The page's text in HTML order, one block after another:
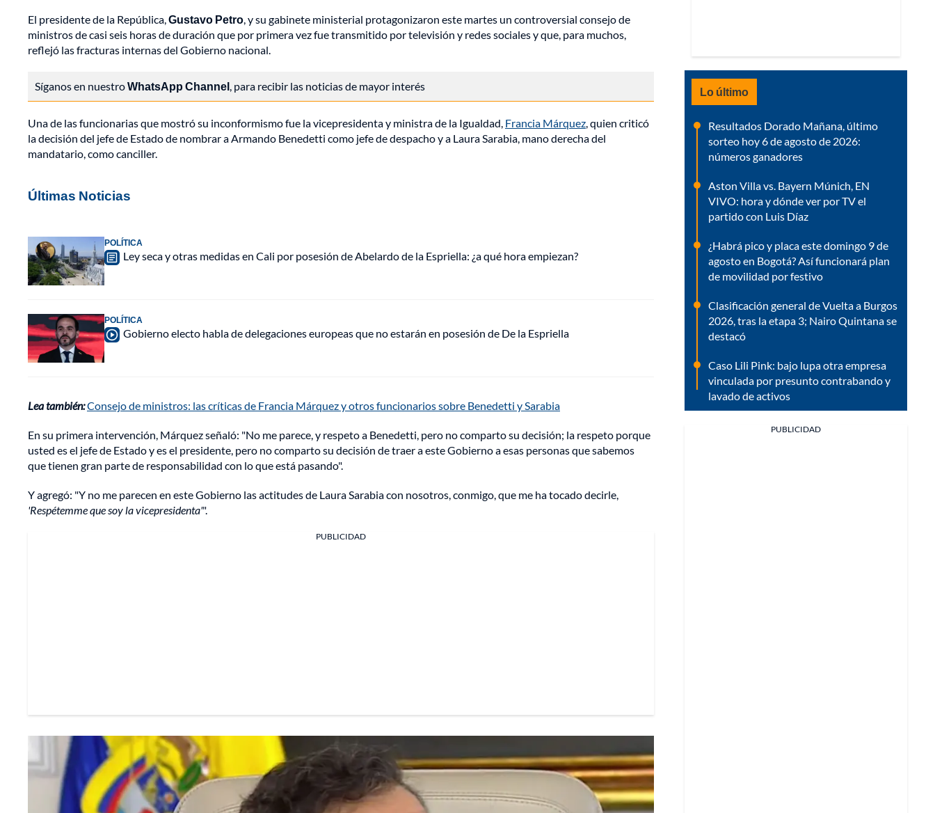
El presidente de la República,Gustavo Petro, y su gabinete ministerial protagonizaron este martes un controversial consejo de
ministros de casi seis horas de duración que por primera vez fue transmitido por televisión y redes sociales y que, para muchos,
reflejó las fracturas internas del Gobierno nacional.
Síganos en nuestroWhatsApp Channel, para recibir las noticias de mayor interés
Una de las funcionarias que mostró su inconformismo fue la vicepresidenta y ministra de la Igualdad, Francia Márquez, quien criticó
la decisión del jefe de Estado de nombrar a Armando Benedetti como jefe de despacho y a Laura Sarabia, mano derecha del
mandatario, como canciller.
Últimas Noticias
POLÍTICA
Ley seca y otras medidas en Cali por posesión de Abelardo de la Espriella: ¿a qué hora empiezan?
POLÍTICA
Gobierno electo habla de delegaciones europeas que no estarán en posesión de De la Espriella
Lea también:Consejo de ministros: las críticas de Francia Márquez y otros funcionarios sobre Benedetti y Sarabia
En su primera intervención, Márquez señaló: "No me parece, y respeto a Benedetti, pero no comparto su decisión; la respeto porque
usted es el jefe de Estado y es el presidente, pero no comparto su decisión de traer a este Gobierno a esas personas que sabemos
que tienen gran parte de responsabilidad con lo que está pasando".
Y agregó: "Y no me parecen en este Gobierno las actitudes de Laura Sarabia con nosotros, conmigo, que me ha tocado decirle,
'Respétemme que soy la vicepresidenta'".
PUBLICIDAD
Lo último
Resultados Dorado Mañana, último
sorteo hoy 6 de agosto de 2026:
números ganadores
Aston Villa vs. Bayern Múnich, EN
VIVO: hora y dónde ver por TV el
partido con Luis Díaz
¿Habrá pico y placa este domingo 9 de
agosto en Bogotá? Así funcionará plan
de movilidad por festivo
Clasificación general de Vuelta a Burgos
2026, tras la etapa 3; Nairo Quintana se
destacó
Caso Lili Pink: bajo lupa otra empresa
vinculada por presunto contrabando y
lavado de activos
PUBLICIDAD